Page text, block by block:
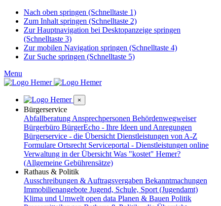
Nach oben springen (Schnelltaste 1)
Zum Inhalt springen (Schnelltaste 2)
Zur Hauptnavigation bei Desktopanzeige springen
(Schnelltaste 3)
Zur mobilen Navigation springen (Schnelltaste 4)
Zur Suche springen (Schnelltaste 5)
Menu
×
Bürgerservice
Abfallberatung Ansprechpersonen Behördenwegweiser
Bürgerbüro BürgerEcho - Ihre Ideen und Anregungen
Bürgerservice - die Übersicht Dienstleistungen von A-Z
Formulare Ortsrecht Serviceportal - Dienstleistungen online
Verwaltung in der Übersicht Was "kostet" Hemer?
(Allgemeine Gebührensätze)
Rathaus & Politik
Ausschreibungen & Auftragsvergaben Bekanntmachungen
Immobilienangebote Jugend, Schule, Sport (Jugendamt)
Klima und Umwelt open data Planen & Bauen Politik